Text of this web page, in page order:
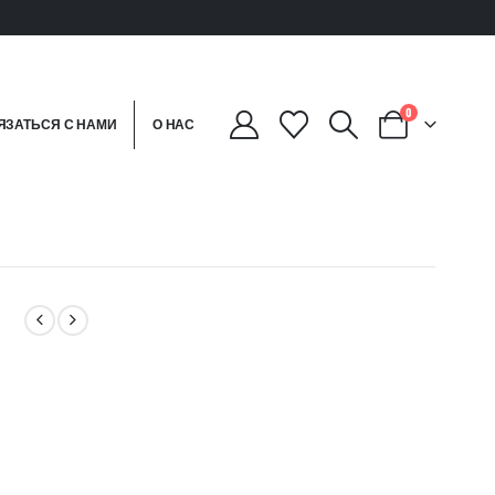
С НАМИ О НАС
0